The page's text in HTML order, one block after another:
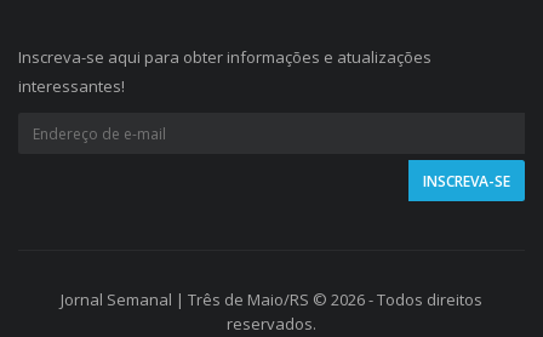
Inscreva-se aqui para obter informações e atualizações
interessantes!
Jornal Semanal | Três de Maio/RS © 2026 - Todos direitos
reservados.